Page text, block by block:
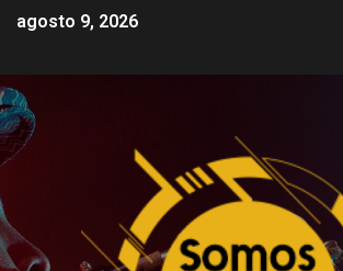
agosto 9, 2026